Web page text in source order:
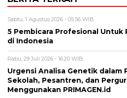
Sabtu, 1 Agustus 2026 - 05:56 WIB
5 Pembicara Profesional Untuk
di Indonesia
Rabu, 29 Juli 2026 - 16:20 WIB
Urgensi Analisa Genetik dalam
Sekolah, Pesantren, dan
Menggunakan PRIMAGEN.id